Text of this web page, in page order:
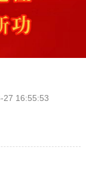
27 16:55:53